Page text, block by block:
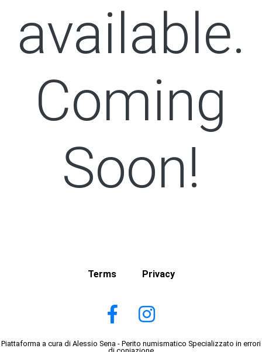
available.
Coming
Soon!
Terms Privacy
Piattaforma a cura di Alessio Sena - Perito numismatico Specializzato in errori